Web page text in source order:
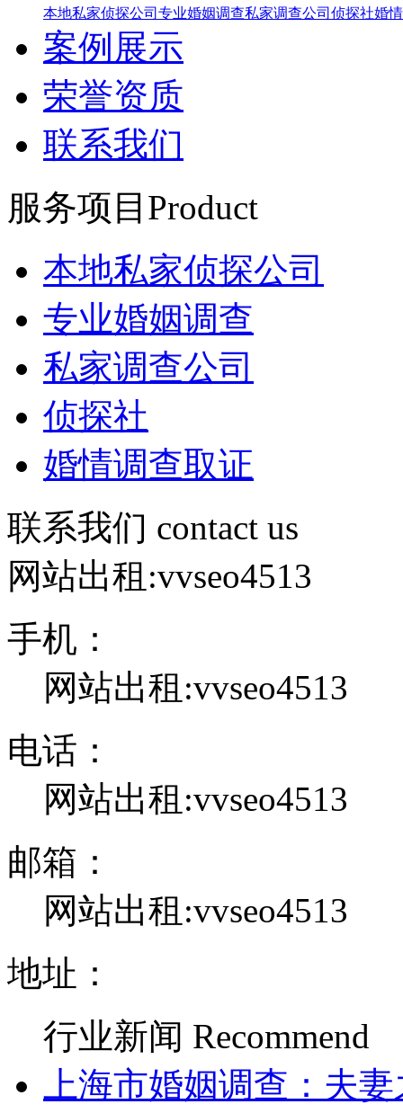
本地私家侦探公司 专业婚姻调查私家调查公司 侦探社婚
案例展示
荣誉资质
联系我们
服务项目 Product
本地私家侦探公司
专业婚姻调查
私家调查公司
侦探社
婚情调查取证
联系我们 contact us
网站出租:vvseo4513
手机：
网站出租:vvseo4513
电话：
网站出租:vvseo4513
邮箱：
网站出租:vvseo4513
地址：
行业新闻 Recommend
上海市婚姻调查：夫